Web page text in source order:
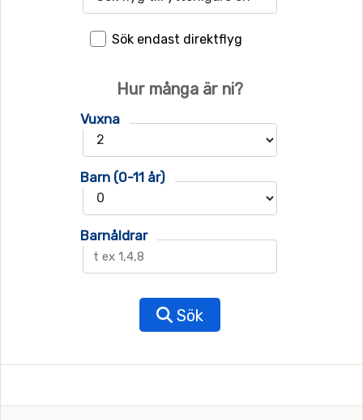
Sök endast direktflyg
Hur många är ni?
Vuxna
Barn (0-11 år)
Barnåldrar
Sök